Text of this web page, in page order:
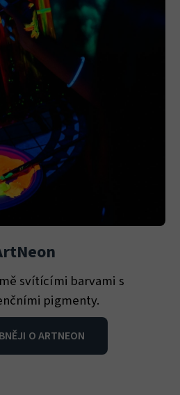
svítícími barvami s
pigmenty.
O ARTNEON